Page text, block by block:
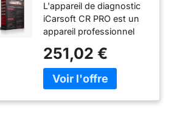
diagnostic plus de
40 marques de
véhicule OBD 2
L'appareil de diagnostic
iCarsoft CR PRO est un
appareil professionnel
d'analyse et de
dépannage. L'appareil
prend en charge plus de
251,02 €